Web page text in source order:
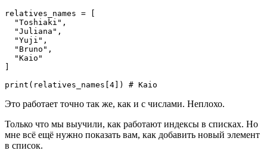
relatives_names = [
  "Toshiaki",
  "Juliana",
  "Yuji",
  "Bruno",
  "Kaio"
Это работает точно так же, как и с числами. Неплохо.
Только что мы выучили, как работают индексы в списках. Но
мне всё ещё нужно показать вам, как добавить новый элемент
в список.